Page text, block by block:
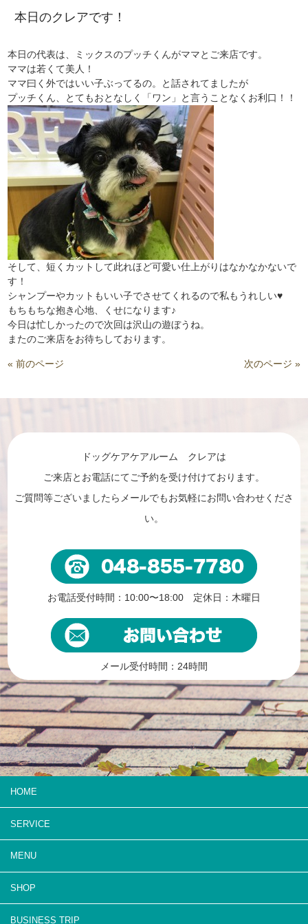
本日のクレアです！
本日の代表は、ミックスのプッチくんがママとご来店です。
ママは若くて美人！
ママ曰く外ではいい子ぶってるの。と話されてましたが
プッチくん、とてもおとなしく「ワン」と言うことなくお利口！！
そして、短くカットして此れほど可愛い仕上がりはなかなかないで
す！
シャンプーやカットもいい子でさせてくれるので私もうれしい♥
もちもちな抱き心地、くせになります♪
今日は忙しかったので次回は沢山の遊ぼうね。
またのご来店をお待ちしております。
« 前のページ 次のページ »
ドッグケアケアルーム クレアは
ご来店とお電話にてご予約を受け付けております。
ご質問等ございましたらメールでもお気軽にお問い合わせくださ
い。
お電話受付時間：10:00〜18:00 定休日：木曜日
メール受付時間：24時間
HOME
SERVICE
MENU
SHOP
BUSINESS TRIP